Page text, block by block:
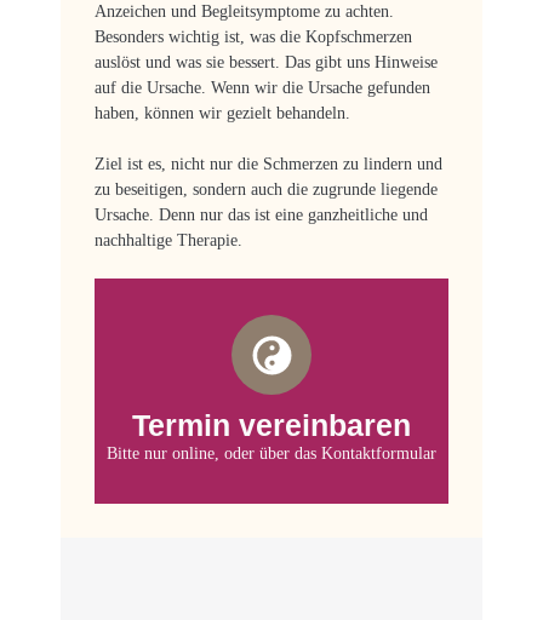
Anzeichen und Begleitsymptome zu achten.
Besonders wichtig ist, was die Kopfschmerzen
auslöst und was sie bessert. Das gibt uns Hinweise
auf die Ursache. Wenn wir die Ursache gefunden
haben, können wir gezielt behandeln.
Ziel ist es, nicht nur die Schmerzen zu lindern und
zu beseitigen, sondern auch die zugrunde liegende
Ursache. Denn nur das ist eine ganzheitliche und
nachhaltige Therapie.
Termin vereinbaren
Bitte nur online, oder über das Kontaktformular
Online buchen
Termin vereinbaren